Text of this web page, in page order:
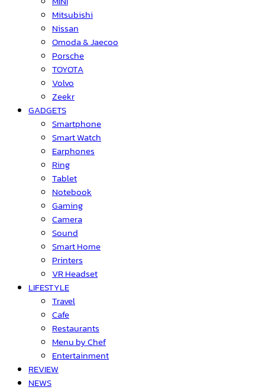
Mitsubishi
Nissan
Omoda & Jaecoo
Porsche
TOYOTA
Volvo
Zeekr
GADGETS
Smartphone
Smart Watch
Earphones
Ring
Tablet
Notebook
Gaming
Camera
Sound
Smart Home
Printers
VR Headset
LIFESTYLE
Travel
Cafe
Restaurants
Menu by Chef
Entertainment
REVIEW
NEWS